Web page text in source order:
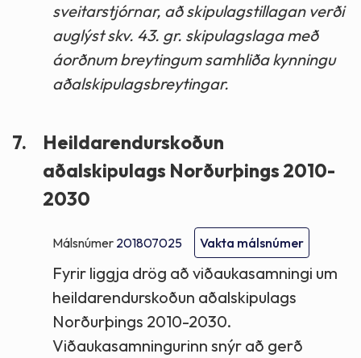
sveitarstjórnar, að skipulagstillagan verði
auglýst skv. 43. gr. skipulagslaga með
áorðnum breytingum samhliða kynningu
aðalskipulagsbreytingar.
7.
Heildarendurskoðun
aðalskipulags Norðurþings 2010-
2030
Málsnúmer 201807025 Vakta málsnúmer
Fyrir liggja drög að viðaukasamningi um
heildarendurskoðun aðalskipulags
Norðurþings 2010-2030.
Viðaukasamningurinn snýr að gerð